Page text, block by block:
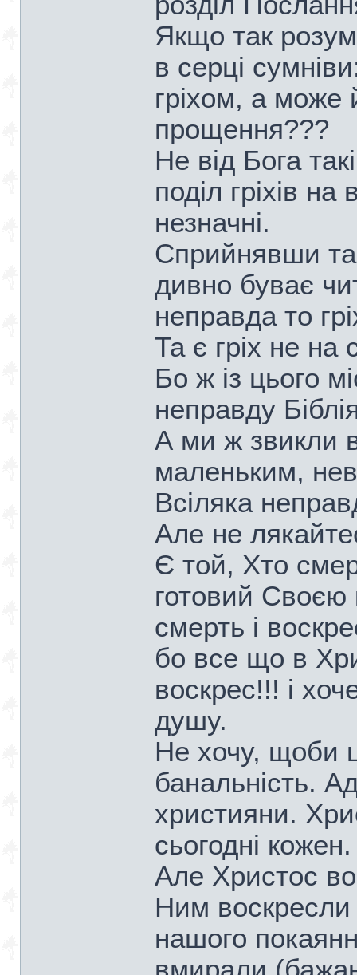
Якщо так
в серці
гріхом, а
прощення???
Не від Бога
поділ гріхів на
незначні.
Сприйнявши
дивно буває
неправда то
Та є гріх не на
Бо ж із цього
неправду
А ми ж звикли
маленьким,
Всіляка
Але не
Є той, Хто
готовий Своєю
смерть і
бо все що в
воскрес!!! і
душу.
Не хочу, щоби
банальність.
християни.
сьогодні кожен.
Але Христос
Ним воскресли
нашого